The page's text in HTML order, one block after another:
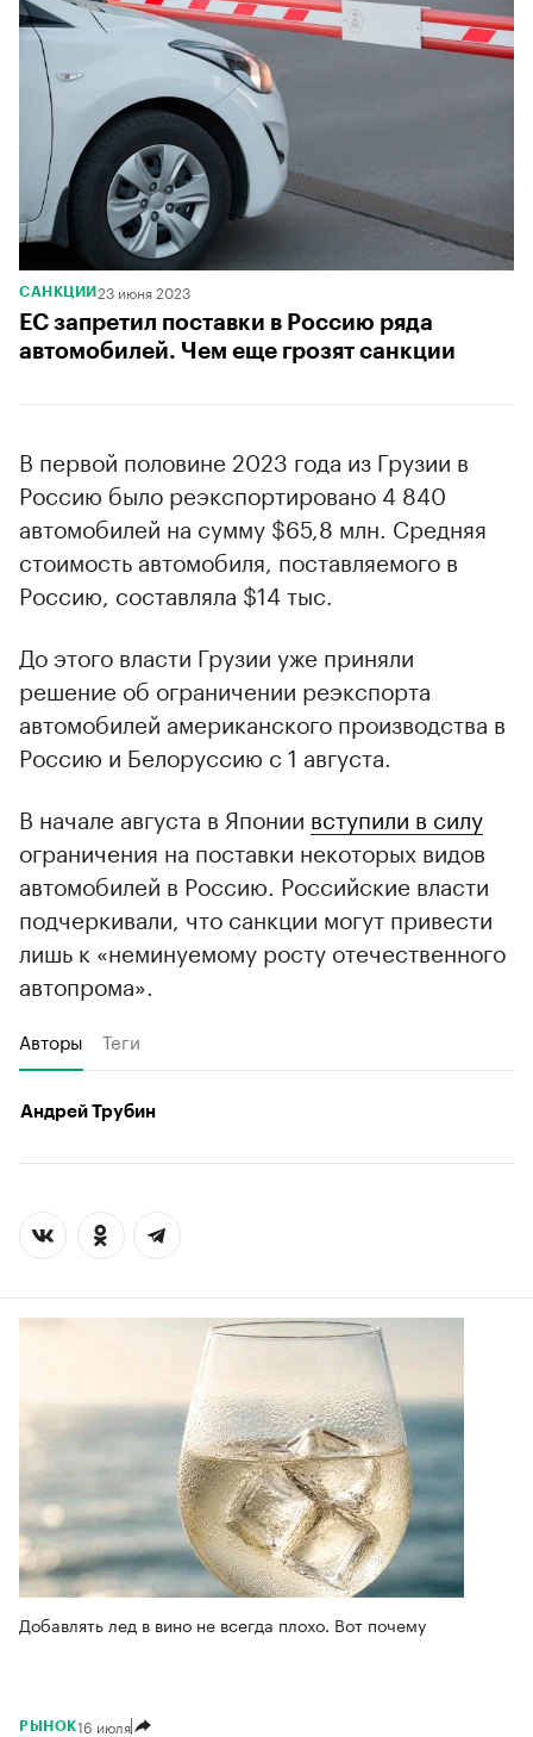
САНКЦИИ 23 июня 2023
ЕС запретил поставки в Россию ряда
автомобилей. Чем еще грозят санкции
В первой половине 2023 года из Грузии в
Россию было реэкспортировано 4 840
автомобилей на сумму $65,8 млн. Средняя
стоимость автомобиля, поставляемого в
Россию, составляла $14 тыс.
До этого власти Грузии уже приняли
решение об ограничении реэкспорта
автомобилей американского производства в
Россию и Белоруссию с 1 августа.
В начале августа в Японии вступили в силу
ограничения на поставки некоторых видов
автомобилей в Россию. Российские власти
подчеркивали, что санкции могут привести
лишь к «неминуемому росту отечественного
автопрома».
Авторы Теги
Андрей Трубин
Добавлять лед в вино не всегда плохо. Вот почему
РЫНОК16 июля